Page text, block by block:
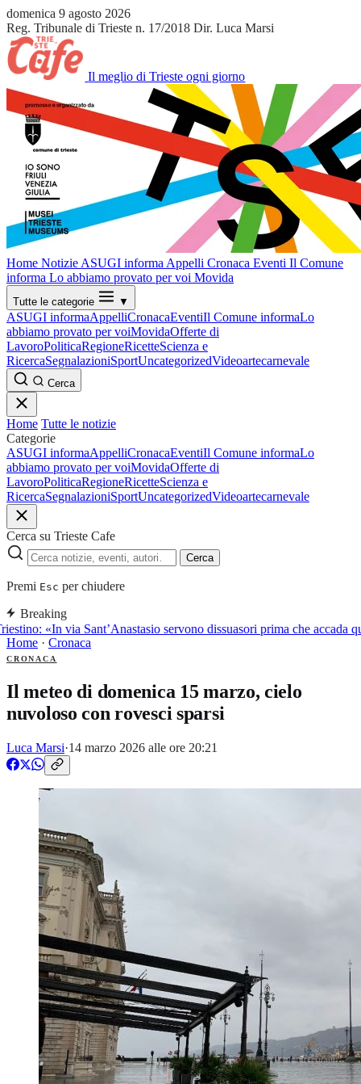
domenica 9 agosto 2026
Reg. Tribunale di Trieste n. 17/2018 Dir. Luca Marsi
Il meglio di Trieste ogni giorno
Home Notizie ASUGI informa Appelli Cronaca Eventi Il Comune
informa Lo abbiamo provato per voi Movida
Tutte le categorie ▼
ASUGI informaAppelliCronacaEventiIl Comune informaLo
abbiamo provato per voiMovidaOfferte di
LavoroPoliticaRegioneRicetteScienza e
RicercaSegnalazioniSportUncategorizedVideoartecarnevale
Cerca
Home Tutte le notizie
Categorie
ASUGI informaAppelliCronacaEventiIl Comune informaLo
abbiamo provato per voiMovidaOfferte di
LavoroPoliticaRegioneRicetteScienza e
RicercaSegnalazioniSportUncategorizedVideoartecarnevale
Cerca su Trieste Cafe
Cerca
Premi Esc per chiudere
Breaking
«In via Sant’Anastasio servono dissuasori prima che accada
Home · Cronaca
CRONACA
Il meteo di domenica 15 marzo, cielo
nuvoloso con rovesci sparsi
Luca Marsi·14 marzo 2026 alle ore 20:21